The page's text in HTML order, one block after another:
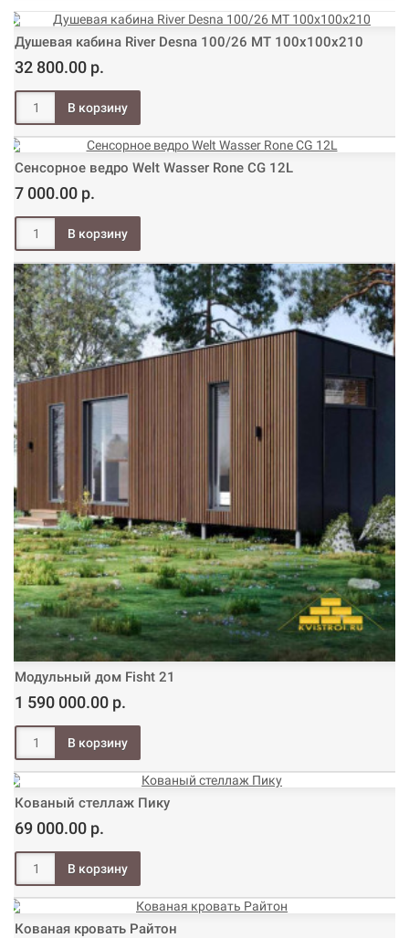
Душевая кабина River Desna 100/26 МТ 100х100х210
32 800.00 р.
Сенсорное ведро Welt Wasser Rone CG 12L
7 000.00 р.
Модульный дом Fisht 21
1 590 000.00 р.
Кованый стеллаж Пику
69 000.00 р.
Кованая кровать Райтон